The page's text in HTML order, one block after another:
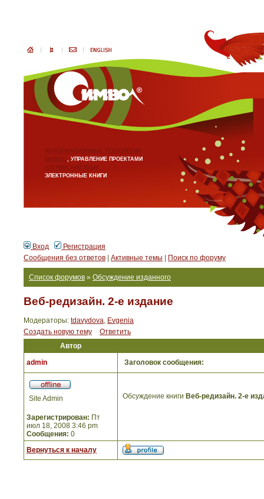
ИНФОРМАЦИОННЫЕ ТЕХНОЛОГИИ
БИЗНЕС, УПРАВЛЕНИЕ ПРОЕКТАМИ
АНГЛИЙСКИЙ ЯЗЫК
ЭЛЕКТРОННЫЕ КНИГИ
Вход
Регистрация
Сообщения без ответов
Активные темы Поиск по форуму
Список форумов » Обсуждение изданного
Веб-редизайн. 2-е издание
Модераторы: tdavydova, Evgenia
Создать новую тему
Ответить
Автор
admin
Заголовок сообщения:
Site Admin
Зарегистрирован: Пт
июл 18, 2008 3:46 pm
Сообщения: 0
Обсуждение книги Веб-редизайн. 2-е
Вернуться к началу